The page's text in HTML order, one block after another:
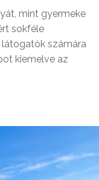
mint gyermeke
sokféle
számára
kiemelve az